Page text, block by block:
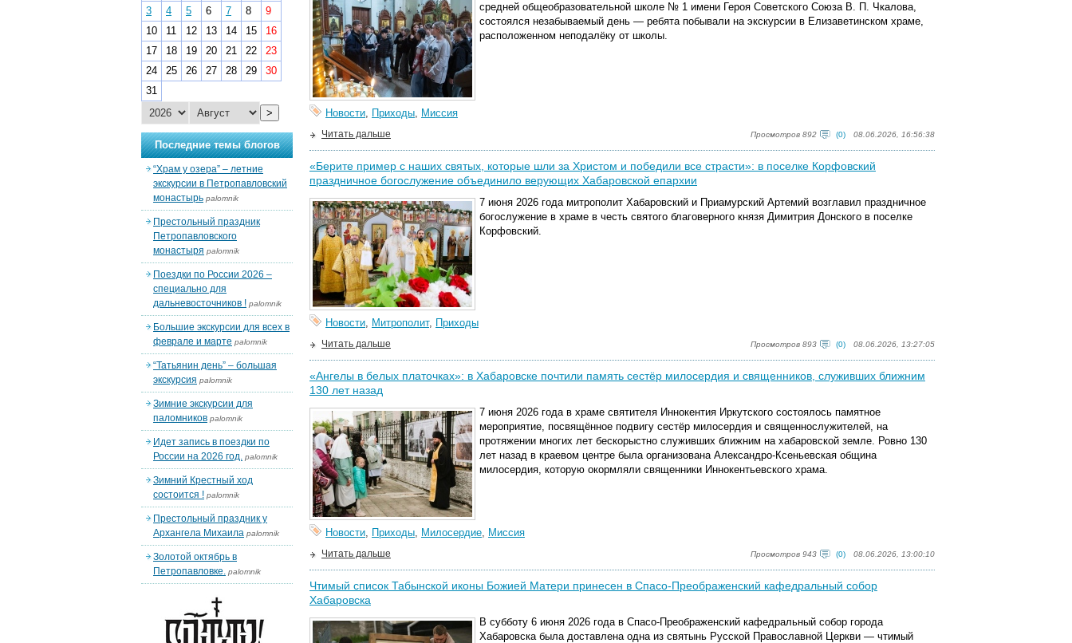
средней общеобразовательной школе № 1 имени Героя Советского Союза В. П. Чкалова,
состоялся незабываемый день — ребята побывали на экскурсии в Елизаветинском храме,
расположенном неподалёку от школы.
Новости, Приходы, Миссия
Просмотров 892 (0) 08.06.2026, 16:56:38
Читать дальше
«Берите пример с наших святых, которые шли за Христом и победили все страсти»: в поселке Корфовский
праздничное богослужение объединило верующих Хабаровской епархии
7 июня 2026 года митрополит Хабаровский и Приамурский Артемий возглавил праздничное
богослужение в храме в честь святого благоверного князя Димитрия Донского в поселке
Корфовский.
Новости, Митрополит, Приходы
Просмотров 893 (0) 08.06.2026, 13:27:05
Читать дальше
«Ангелы в белых платочках»: в Хабаровске почтили память сестёр милосердия и священников, служивших ближним
130 лет назад
7 июня 2026 года в храме святителя Иннокентия Иркутского состоялось памятное
мероприятие, посвящённое подвигу сестёр милосердия и священнослужителей, на
протяжении многих лет бескорыстно служивших ближним на хабаровской земле. Ровно 130
лет назад в краевом центре была организована Александро-Ксеньевская община
милосердия, которую окормляли священники Иннокентьевского храма.
Новости, Приходы, Милосердие, Миссия
Просмотров 943 (0) 08.06.2026, 13:00:10
Читать дальше
Чтимый список Табынской иконы Божией Матери принесен в Спасо-Преображенский кафедральный собор
Хабаровска
В субботу 6 июня 2026 года в Спасо-Преображенский кафедральный собор города
Хабаровска была доставлена одна из святынь Русской Православной Церкви — чтимый
3
4 5 6 7 8
9
10
11 12 13 14 15
16
17
18 19 20 21 22
23
24
25 26 27 28 29
30
31
>
Последние темы блогов
“Храм у озера” – летние
экскурсии в Петропавловский
монастырь palomnik
Престольный праздник
Петропавловского
монастыря palomnik
Поездки по России 2026 –
специально для
дальневосточников ! palomnik
Большие экскурсии для всех в
феврале и марте palomnik
“Татьянин день” – большая
экскурсия palomnik
Зимние экскурсии для
паломников palomnik
Идет запись в поездки по
России на 2026 год. palomnik
Зимний Крестный ход
состоится ! palomnik
Престольный праздник у
Архангела Михаила palomnik
Золотой октябрь в
Петропавловке. palomnik